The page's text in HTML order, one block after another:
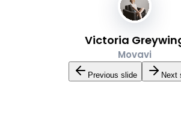
Victoria
Movavi
Previous slide Next